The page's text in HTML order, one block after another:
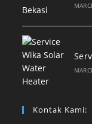
Kontak Kami: